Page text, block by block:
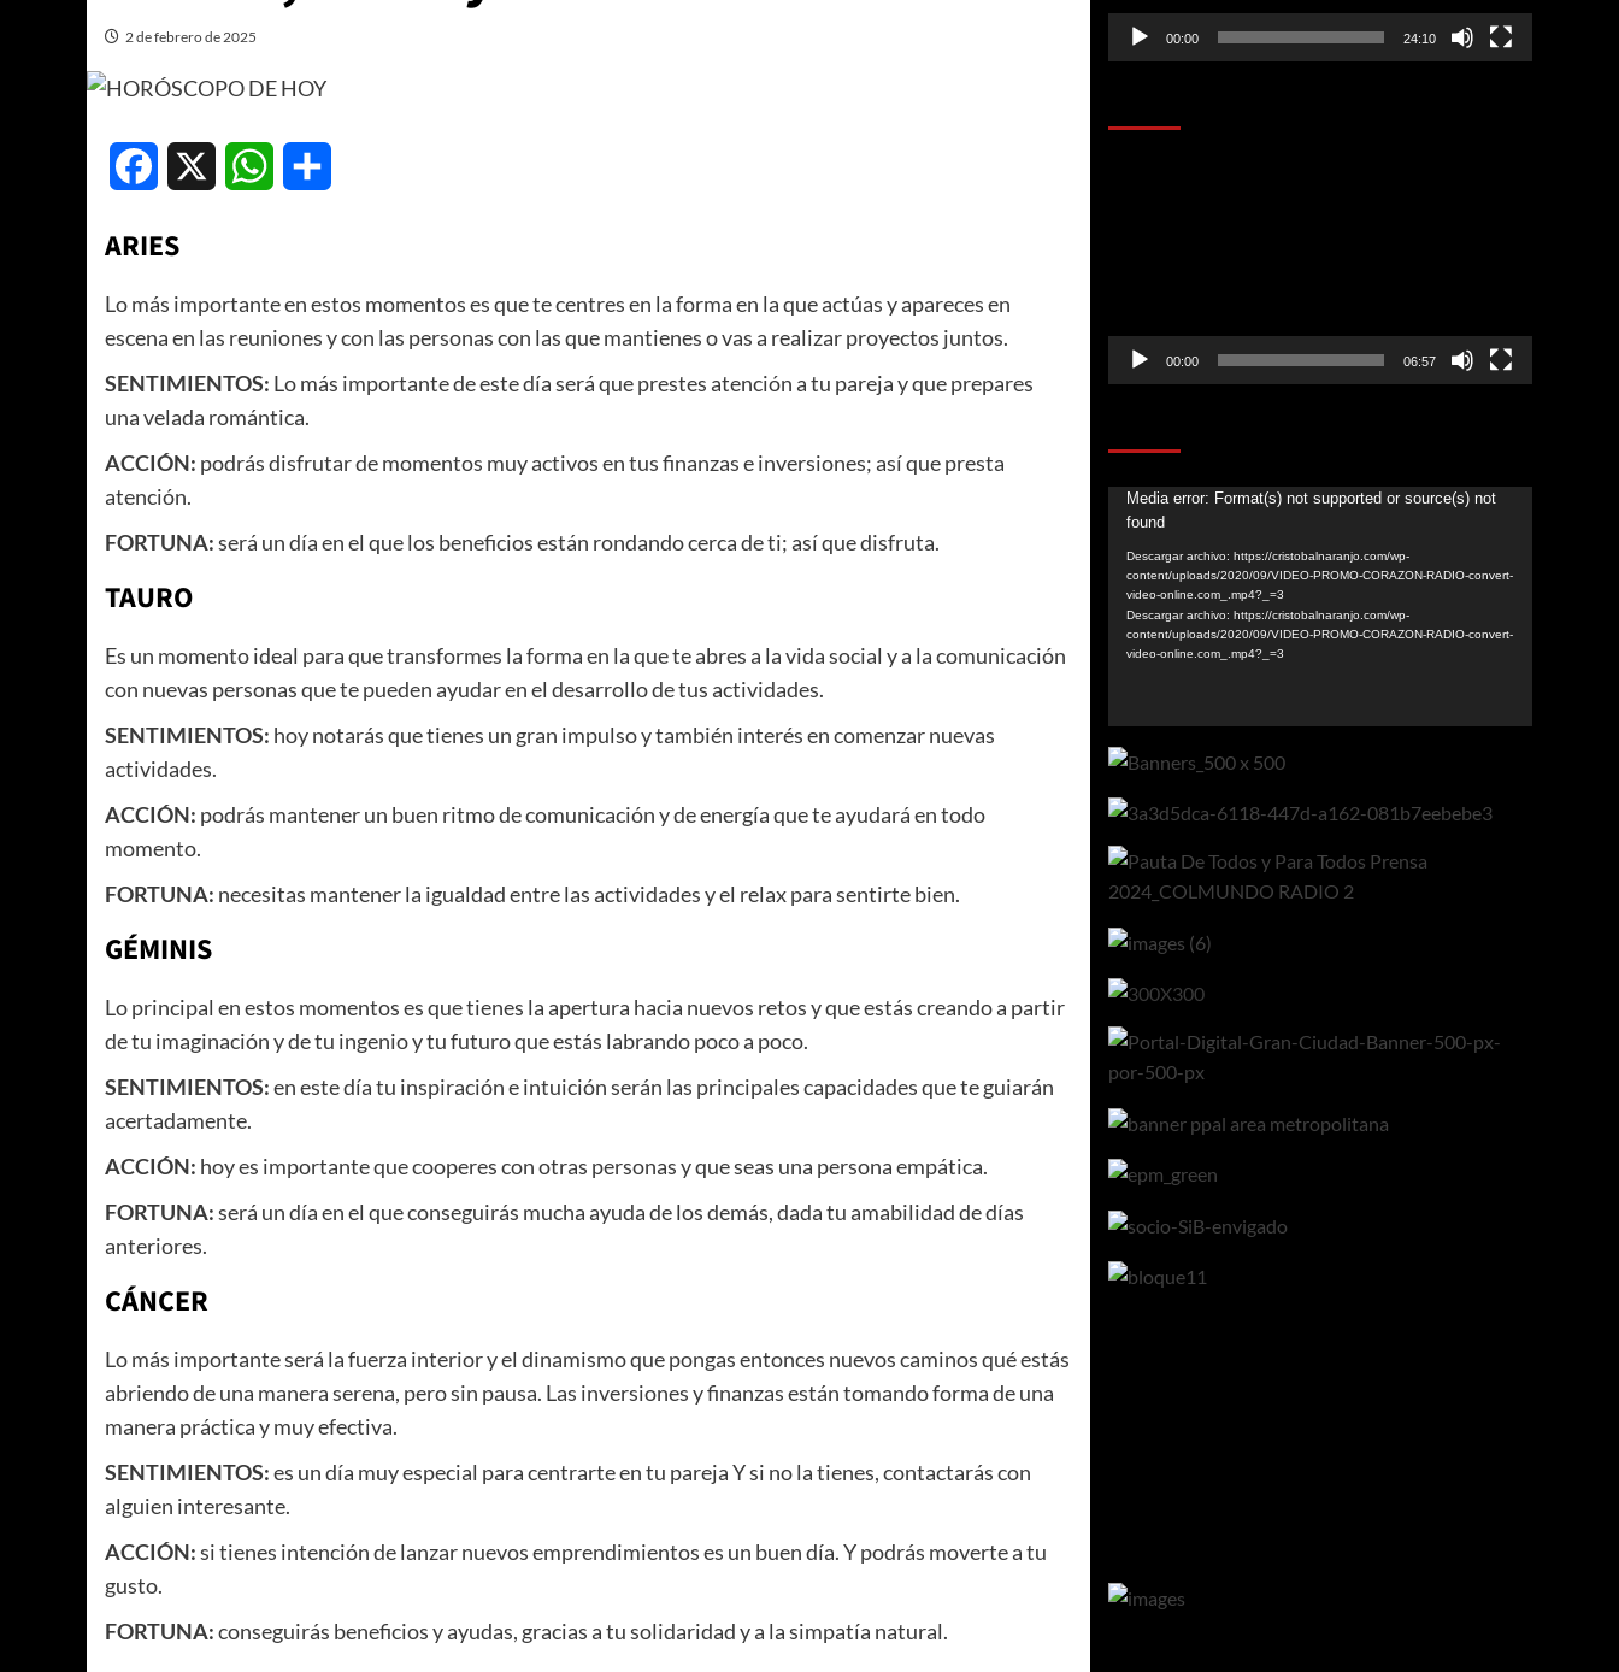
2 de febrero de 2025
Facebook WhatsApp
ARIES
Lo más importante en estos momentos es que te centres en la forma en la que actúas y apareces en
escena en las reuniones y con las personas con las que mantienes o vas a realizar proyectos juntos.
SENTIMIENTOS: Lo más importante de este día será que prestes atención a tu pareja y que prepares
una velada romántica.
ACCIÓN: podrás disfrutar de momentos muy activos en tus finanzas e inversiones; así que presta
atención.
FORTUNA:será un día en el que los beneficios están rondando cerca de ti; así que disfruta.
TAURO
Es un momento ideal para que transformes la forma en la que te abres a la vida social y a la comunicación
con nuevas personas que te pueden ayudar en el desarrollo de tus actividades.
SENTIMIENTOS: hoy notarás que tienes un gran impulso y también interés en comenzar nuevas
actividades.
ACCIÓN: podrás mantener un buen ritmo de comunicación y de energía que te ayudará en todo
momento.
FORTUNA: necesitas mantener la igualdad entre las actividades y el relax para sentirte bien.
GÉMINIS
Lo principal en estos momentos es que tienes la apertura hacia nuevos retos y que estás creando a partir
de tu imaginación y de tu ingenio y tu futuro que estás labrando poco a poco.
SENTIMIENTOS:en este día tu inspiración e intuición serán las principales capacidades que te guiarán
acertadamente.
ACCIÓN: hoy es importante que cooperes con otras personas y que seas una persona empática.
FORTUNA:será un día en el que conseguirás mucha ayuda de los demás, dada tu amabilidad de días
anteriores.
CÁNCER
Lo más importante será la fuerza interior y el dinamismo que pongas entonces nuevos caminos qué estás
abriendo de una manera serena, pero sin pausa. Las inversiones y finanzas están tomando forma de una
manera práctica y muy efectiva.
SENTIMIENTOS:es un día muy especial para centrarte en tu pareja Y si no la tienes, contactarás con
alguien interesante.
ACCIÓN:si tienes intención de lanzar nuevos emprendimientos es un buen día. Y podrás moverte a tu
gusto.
FORTUNA:conseguirás beneficios y ayudas, gracias a tu solidaridad y a la simpatía natural.
00:00 24:10
00:00 06:57
Reproductor
vídeo
Media error: Format(s) not supported or source(s) not
found
Descargar archivo: https://cristobalnaranjo.com/wp-
content/uploads/2020/09/VIDEO-PROMO-CORAZON-RADIO-convert-
video-online.com_.mp4?_=3
Descargar archivo: https://cristobalnaranjo.com/wp-
content/uploads/2020/09/VIDEO-PROMO-CORAZON-RADIO-convert-
video-online.com_.mp4?_=3